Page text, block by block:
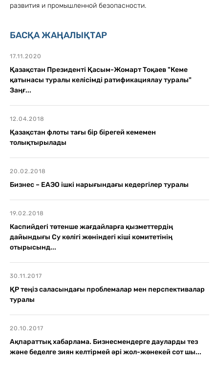
развития и промышленной безопасности.
БАСҚА ЖАҢАЛЫҚТАР
17.11.2020
Қазақстан Президенті Қасым-Жомарт Тоқаев "Кеме
қатынасы туралы келісімді ратификациялау туралы"
Заңғ...
12.04.2018
Қазақстан флоты тағы бір бірегей кемемен
толықтырылады
20.02.2018
Бизнес – ЕАЭО ішкі нарығындағы кедергілер туралы
19.02.2018
Каспийдегі төтенше жағдайларға қызметтердің
дайындығы Су көлігі жөніндегі кіші комитетінің
отырысынд...
30.11.2017
ҚР теңіз саласындағы проблемалар мен перспективалар
туралы
20.10.2017
Ақпараттық хабарлама. Бизнесмендерге дауларды тез
және беделге зиян келтірмей әрі жол-жөнекей сот шы...